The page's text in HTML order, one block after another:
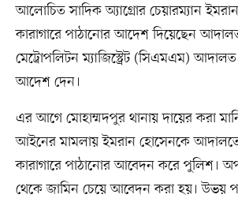
আলোচিত সাদিক অ্যাগ্রোর চেয়ারম্যান
কারাগারে পাঠানোর আদেশ দিয়েছেন
মেট্রোপলিটন ম্যাজিস্ট্রেট (সিএমএম)
আদেশ দেন।
এর আগে মোহাম্মদপুর থানায় দায়ের করা
আইনের মামলায় ইমরান হোসেনকে
কারাগারে পাঠানোর আবেদন করে পুলিশ।
থেকে জামিন চেয়ে আবেদন করা হয়। উভয়